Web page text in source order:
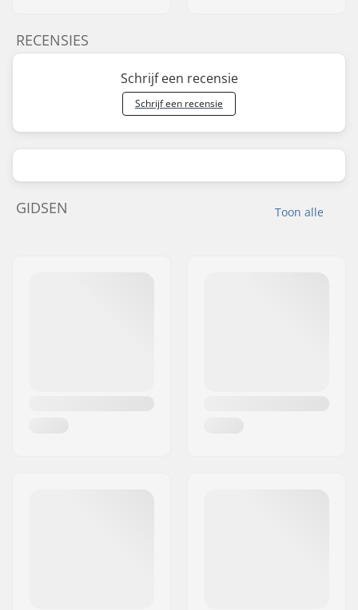
RECENSIES
Schrijf een recensie
Schrijf een recensie
Toon alle
GIDSEN